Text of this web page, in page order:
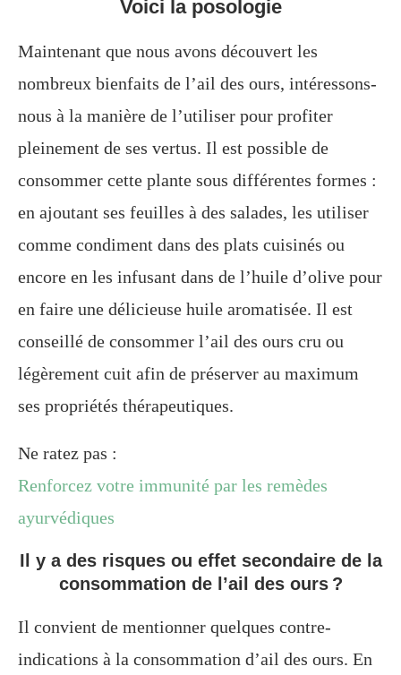
Voici la posologie
Maintenant que nous avons découvert les
nombreux bienfaits de l’ail des ours, intéressons-
nous à la manière de l’utiliser pour profiter
pleinement de ses vertus. Il est possible de
consommer cette plante sous différentes formes :
en ajoutant ses feuilles à des salades, les utiliser
comme condiment dans des plats cuisinés ou
encore en les infusant dans de l’huile d’olive pour
en faire une délicieuse huile aromatisée. Il est
conseillé de consommer l’ail des ours cru ou
légèrement cuit afin de préserver au maximum
ses propriétés thérapeutiques.
Ne ratez pas :
Renforcez votre immunité par les remèdes
ayurvédiques
Il y a des risques ou effet secondaire de la
consommation de l’ail des ours ?
Il convient de mentionner quelques contre-
indications à la consommation d’ail des ours. En